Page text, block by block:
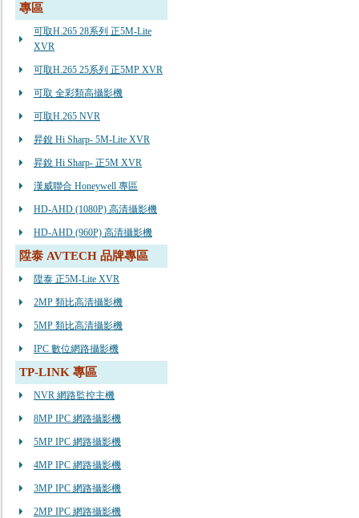
專區
可取H.265 28系列 正5M-Lite
XVR
可取H.265 25系列 正5MP XVR
可取 全彩類高攝影機
可取H.265 NVR
昇銳 Hi Sharp- 5M-Lite XVR
昇銳 Hi Sharp- 正5M XVR
漢威聯合 Honeywell 專區
HD-AHD (1080P) 高清攝影機
HD-AHD (960P) 高清攝影機
陞泰 AVTECH 品牌專區
陞泰 正5M-Lite XVR
2MP 類比高清攝影機
5MP 類比高清攝影機
IPC 數位網路攝影機
TP-LINK 專區
NVR 網路監控主機
8MP IPC 網路攝影機
5MP IPC 網路攝影機
4MP IPC 網路攝影機
3MP IPC 網路攝影機
2MP IPC 網路攝影機